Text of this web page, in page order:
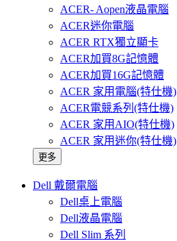
ACER- Aopen液晶電腦
ACER迷你電腦
ACER RTX獨立顯卡
ACER加買8G記憶體
ACER加買16G記憶體
ACER 家用電腦(特仕機)
ACER電競系列(特仕機)
ACER 家用AIO(特仕機)
ACER 家用迷你(特仕機)
更多
Dell 戴爾電腦
Dell桌上電腦
Dell液晶電腦
Dell Slim 系列